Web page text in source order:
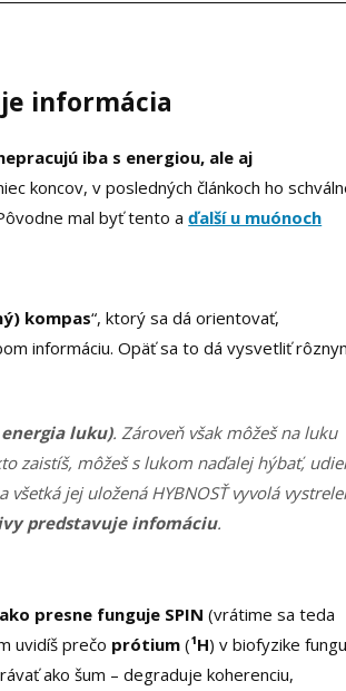
informácia
iba s energiou, ale aj
koncov, v posledných článkoch ho
mal byť tento aďalší u muónoch
kompas“, ktorý sa dá orientovať,
informáciu. Opäť sa to dá vysvetliť
luku). Zároveň však môžeš na luku
zaistíš, môžeš s lukom naďalej hýbať,
jej uložená HYBNOSŤ vyvolá
predstavuje infomáciu.
ako presne funguje SPIN (vrátime sa teda
uvidíš prečo prótium(¹H) v biofyzike
ako šum – degraduje koherenciu,